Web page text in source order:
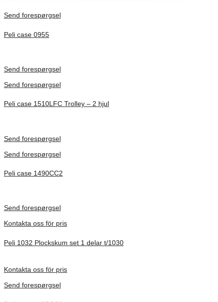
Send forespørgsel
Peli case 0955
Send forespørgsel
Send forespørgsel
Peli case 1510LFC Trolley – 2 hjul
Send forespørgsel
Send forespørgsel
Peli case 1490CC2
Send forespørgsel
Kontakta oss för pris
Peli 1032 Plockskum set 1 delar t/1030
Kontakta oss för pris
Send forespørgsel